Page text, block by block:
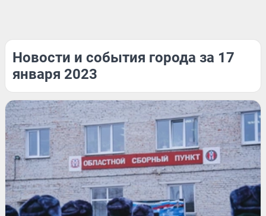
Новости и события города за 17
января 2023